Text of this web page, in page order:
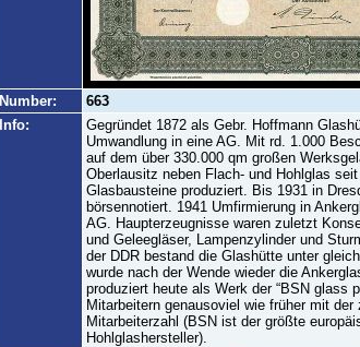
Number:
663
Info:
Gegründet 1872 als Gebr. Hoffmann
Umwandlung in eine AG. Mit rd. 1.000
auf dem über 330.000 qm großen
Oberlausitz neben Flach- und Hohlglas
Glasbausteine produziert. Bis 1931 in
börsennotiert. 1941 Umfirmierung in
AG. Haupterzeugnisse waren zuletzt
und Geleegläser, Lampenzylinder und
der DDR bestand die Glashütte unter
wurde nach der Wende wieder die
produziert heute als Werk der “BSN glass
Mitarbeitern genausoviel wie früher mit der
Mitarbeiterzahl (BSN ist der größte
Hohlglashersteller).